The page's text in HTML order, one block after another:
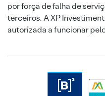
por força de falha de
terceiros. A XP
autorizada a funcionar